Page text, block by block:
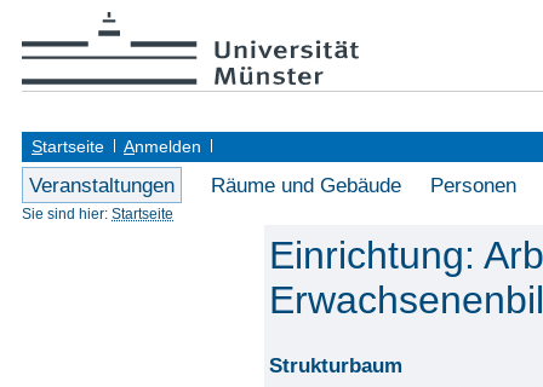
Startseite Anmelden
Veranstaltungen Räume und Gebäude Personen
Sie sind hier: Startseite
Einrichtung:
Strukturbaum